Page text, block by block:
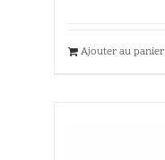
Ajouter au panier